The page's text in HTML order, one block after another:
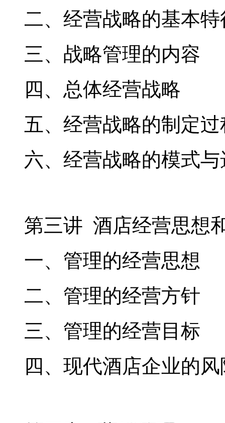
二、经营战略的基本特
三、战略管理的内容
四、总体经营战略
五、经营战略的制定过
六、经营战略的模式与
第三讲 酒店经营思想
一、管理的经营思想
二、管理的经营方针
三、管理的经营目标
四、现代酒店企业的